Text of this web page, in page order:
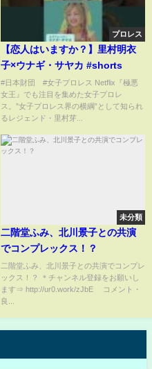
プロレス
【恋人はいますか？】里村明衣
子×ウナギ・サヤカ #shorts
#日本財団 #女子プロレス Netflix『極悪
女王』でも注目を集めた女子プロレ
ス。”女子プロレス界の横綱”として知られ
るレジェンド・里村芽...
未分類
二階堂ふみ、北川景子との共演
でコンプレックス！？
二階堂ふみ、北川景子との共演でコンプレ
ックス！？ ＊チャンネル登録をお願いし
ます⇒ http://ur0.work/zJbE コメント・
良...